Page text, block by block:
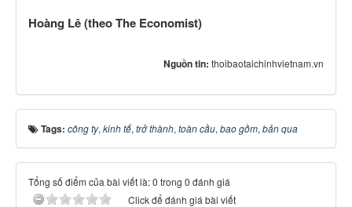
Hoàng Lê (theo The Economist)
Nguồn tin: thoibaotaichinhvietnam.vn
Tags: công ty, kinh tế, trở thành, toàn cầu, bao gồm, bản qua
Tổng số điểm của bài viết là: 0 trong 0 đánh giá
Click để đánh giá bài viết